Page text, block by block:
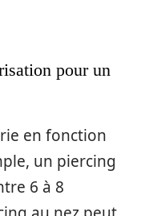
pour un
en fonction
un piercing
6 à 8